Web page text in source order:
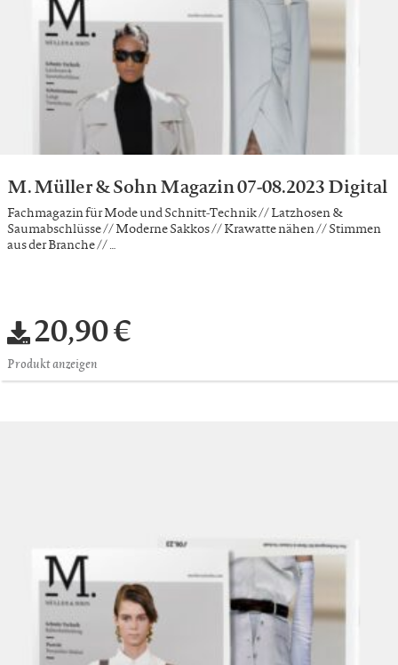
M. Müller & Sohn Magazin 07-08.2023 Digital
Fachmagazin für Mode und Schnitt-Technik // Latzhosen &
Saumabschlüsse // Moderne Sakkos // Krawatte nähen // Stimmen
aus der Branche // …
20,90 €
Produkt anzeigen